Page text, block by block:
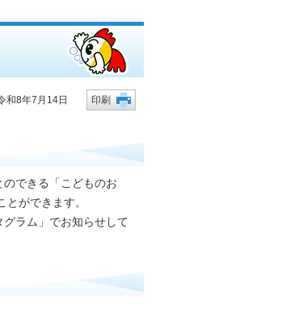
8年7月14日 印刷
できる「こどものお
ができます。
ラム」でお知らせして